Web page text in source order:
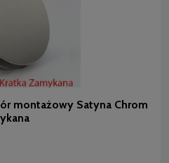
montażowy Satyna Chrom